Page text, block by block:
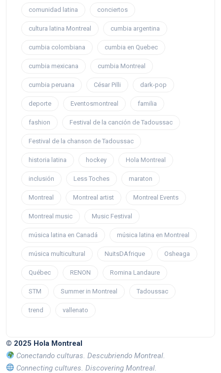
comunidad latina conciertos
cultura latina Montreal cumbia argentina
cumbia colombiana cumbia en Quebec
cumbia mexicana cumbia Montreal
cumbia peruana César Pilli dark-pop
deporte Eventosmontreal familia
fashion Festival de la canción de Tadoussac
Festival de la chanson de Tadoussac
historia latina hockey Hola Montreal
inclusión Less Toches maraton
Montreal Montreal artist Montreal Events
Montreal music Music Festival
música latina en Canadá música latina en Montreal
música multicultural NuitsDAfrique Osheaga
Québec RENON Romina Landaure
STM Summer in Montreal Tadoussac
trend vallenato
© 2025 Hola Montreal
Conectando culturas. Descubriendo Montreal.
Connecting cultures. Discovering Montreal.